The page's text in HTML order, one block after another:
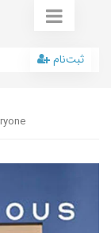
ثبت‌نام